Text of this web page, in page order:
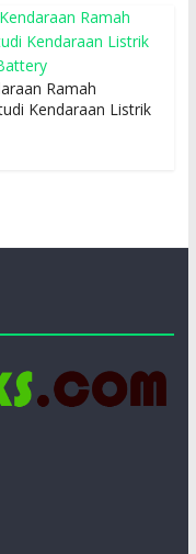
Ramah
Kendaraan Listrik